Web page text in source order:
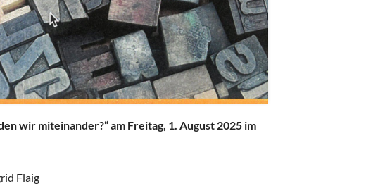
wir miteinander?“ am Freitag, 1. August 2025 im
Flaig